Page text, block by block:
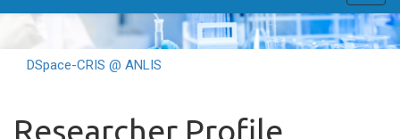
DSpace-CRIS @ ANLIS
Researcher Profile